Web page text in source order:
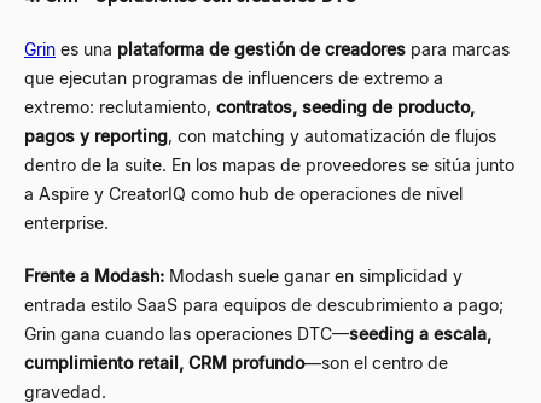
Grin es una plataforma de gestión de creadores para marcas
que ejecutan programas de influencers de extremo a
extremo: reclutamiento, contratos, seeding de producto,
pagos y reporting, con matching y automatización de flujos
dentro de la suite. En los mapas de proveedores se sitúa junto
a Aspire y CreatorIQ como hub de operaciones de nivel
enterprise.
Frente a Modash: Modash suele ganar en simplicidad y
entrada estilo SaaS para equipos de descubrimiento a pago;
Grin gana cuando las operaciones DTC—seeding a escala,
cumplimiento retail, CRM profundo—son el centro de
gravedad.